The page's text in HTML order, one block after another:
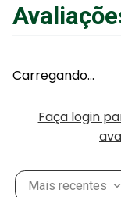
Carregando…
Faça login
Mais recentes